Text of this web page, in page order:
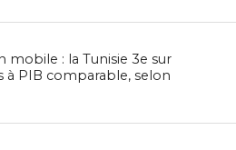
mobile : la Tunisie 3e sur
à PIB comparable, selon